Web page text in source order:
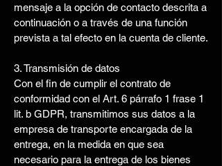
mensaje a la opción de contacto descrita a
continuación o a través de una función
prevista a tal efecto en la cuenta de cliente.
3. Transmisión de datos
Con el fin de cumplir el contrato de
conformidad con el Art. 6 párrafo 1 frase 1
lit. b GDPR, transmitimos sus datos a la
empresa de transporte encargada de la
entrega, en la medida en que sea
necesario para la entrega de los bienes